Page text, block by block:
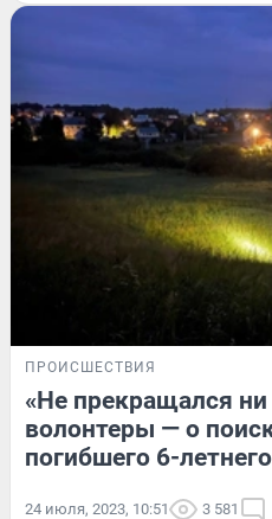
ПРОИСШЕСТВИЯ
«Не прекращался ни
волонтеры — о
погибшего 6-
24 июля, 2023, 10:51 3 581